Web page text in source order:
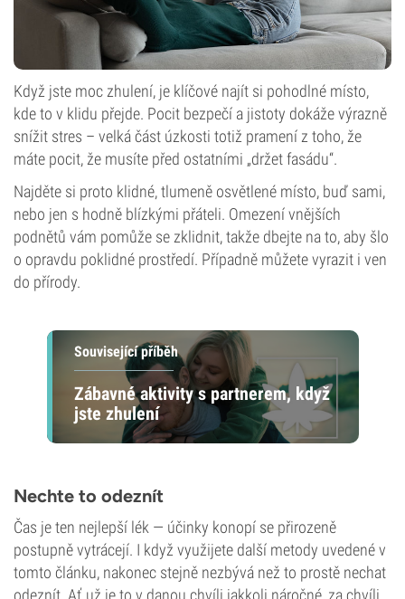
Když jste moc zhulení, je klíčové najít si pohodlné místo,
kde to v klidu přejde. Pocit bezpečí a jistoty dokáže výrazně
snížit stres – velká část úzkosti totiž pramení z toho, že
máte pocit, že musíte před ostatními „držet fasádu“.
Najděte si proto klidné, tlumeně osvětlené místo, buď sami,
nebo jen s hodně blízkými přáteli. Omezení vnějších
podnětů vám pomůže se zklidnit, takže dbejte na to, aby šlo
o opravdu poklidné prostředí. Případně můžete vyrazit i ven
do přírody.
Související příběh
Zábavné aktivity s partnerem, když
jste zhulení
Nechte to odeznít
Čas je ten nejlepší lék — účinky konopí se přirozeně
postupně vytrácejí. I když využijete další metody uvedené v
tomto článku, nakonec stejně nezbývá než to prostě nechat
odeznít. Ať už je to v danou chvíli jakkoli náročné, za chvíli